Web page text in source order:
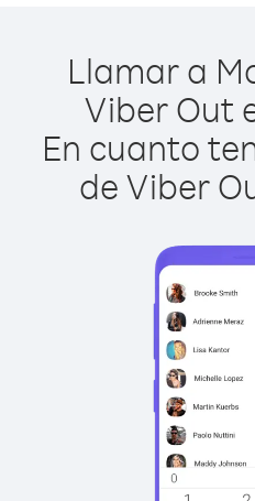
Llamar a
Viber Out
En cuanto
de Viber